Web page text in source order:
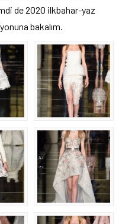
de 2020 ilkbahar-yaz
bakalım.